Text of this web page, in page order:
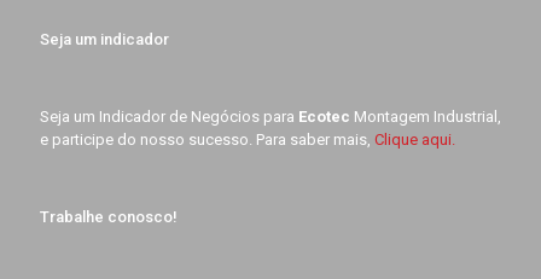
Seja um indicador
Seja um Indicador de Negócios para Ecotec Montagem Industrial,
e participe do nosso sucesso. Para saber mais, Clique aqui.
Trabalhe conosco!